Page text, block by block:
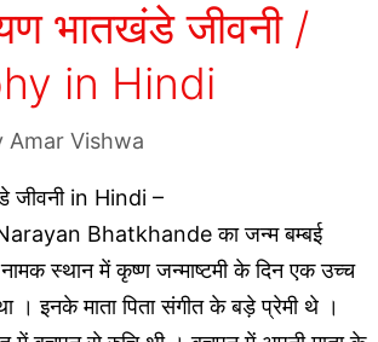
भातखंडे जीवनी /
in Hindi
Amar Vishwa
जीवनी in Hindi –
Bhatkhande का जन्म बम्बई
स्थान में कृष्ण जन्माष्टमी के दिन एक उच्च
। इनके माता पिता संगीत के बड़े प्रेमी थे ।